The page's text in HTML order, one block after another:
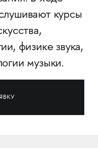
курсы
физике звука,
музыки.